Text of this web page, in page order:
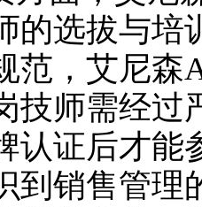
的选拔与培
范，艾尼森
技师需经过
认证后才能
到销售管理